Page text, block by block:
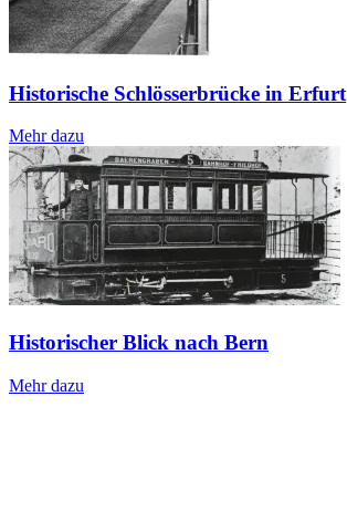
Historische Schlösserbrücke in Erfurt
Mehr dazu
Historischer Blick nach Bern
Mehr dazu